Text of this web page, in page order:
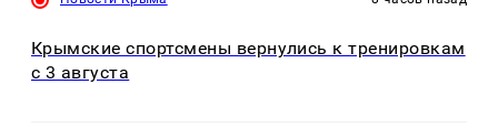
Крымские спортсмены вернулись к тренировкам
с 3 августа